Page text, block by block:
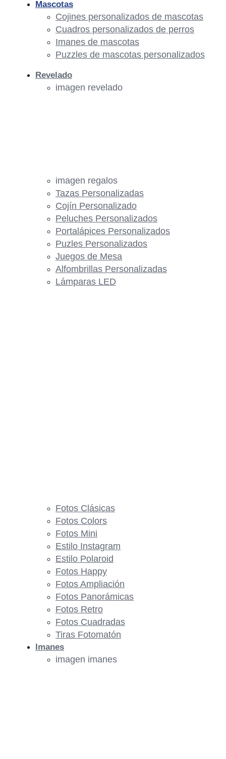
imagen regalos
Tazas Personalizadas
Cojín Personalizado
Peluches Personalizados
Portalápices Personalizados
Puzles Personalizados
Juegos de Mesa
Alfombrillas Personalizadas
Lámparas LED
Mascotas
Cojines personalizados de mascotas
Cuadros personalizados de perros
Imanes de mascotas
Puzzles de mascotas personalizados
Revelado
imagen revelado
Fotos Clásicas
Fotos Colors
Fotos Mini
Estilo Instagram
Estilo Polaroid
Fotos Happy
Fotos Ampliación
Fotos Panorámicas
Fotos Retro
Fotos Cuadradas
Tiras Fotomatón
Imanes
imagen imanes